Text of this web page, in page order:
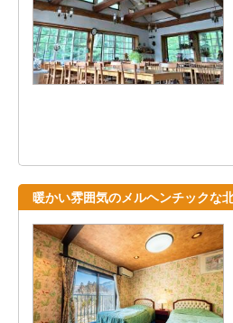
暖かい雰囲気のメルヘンチックな